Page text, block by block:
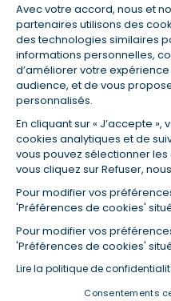
Avec votre accord, nous et
partenaires utilisons des
des technologies similaires
informations personnelles,
d’améliorer votre
audience, et de vous
personnalisés.
En cliquant sur « J’accepte
cookies analytiques et de
vous pouvez sélectionner
vous cliquez sur Refuser,
Pour modifier vos
'Préférences de cookies'
Pour modifier vos
'Préférences de cookies'
Lire la politique de
Consentements
(2) Économie de 65 % pour
457,23 € à 0,90 % sur 19,5 ans,
100 % (décès, PTIA, IPP, ITT, IPP)
salariée non cadre assurée à 100
ans et non-fumeur, tous deux
14/07/2019, coût de l'assurance
en moyenne contre 64,60 €/mois
Empruntis.com (TAEA : 0,44 %,
(3) Taux minimum pour un crédit
5 000 et 20 000 euros, selon
(4) La diminution du montant
de la durée de remboursement
(5) Banques de réseau,
régionales, organismes de crédit
Mutuelles, compagnies et
votre demande.
régionales, organismes de crédit,